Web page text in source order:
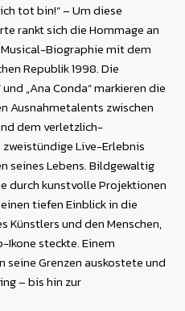
tot bin!“ – Um diese
rankt sich die Hommage an
Biographie mit dem
Republik 1998. Die
„Ana Conda“ markieren die
Ausnahmetalents zwischen
dem verletzlich-
zweistündige Live-Erlebnis
seines Lebens. Bildgewaltig
durch kunstvolle Projektionen
tiefen Einblick in die
Künstlers und den Menschen,
steckte. Einem
seine Grenzen auskostete und
– bis hin zur